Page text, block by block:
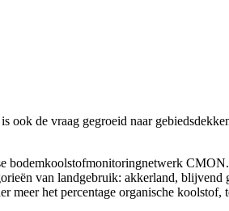
ook de vraag gegroeid naar
bodemkoolstofmonitoringnetwerk
van landgebruik: akkerland, blijvend
meer het percentage organische